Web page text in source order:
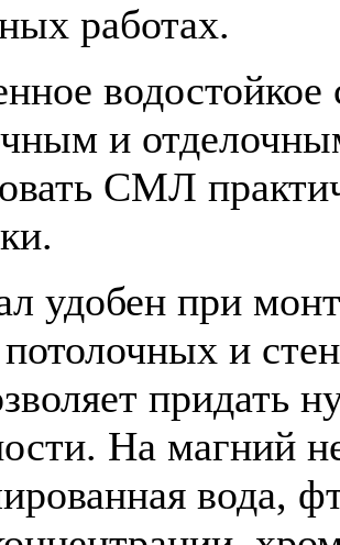
работах.
водостойкое
и
СМЛ
удобен при
потолочных и
придать
На магний
вода,